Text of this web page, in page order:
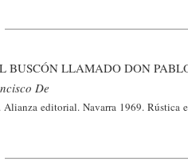
BUSCÓN LLAMADO DON
De
editorial. Navarra 1969.